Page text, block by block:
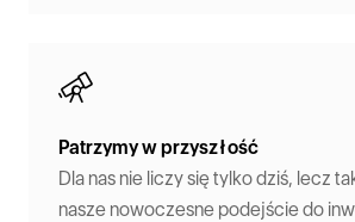
Patrzymy w przyszłość
Dla nas nie liczy się tylko dziś, lecz
nasze nowoczesne podejście do